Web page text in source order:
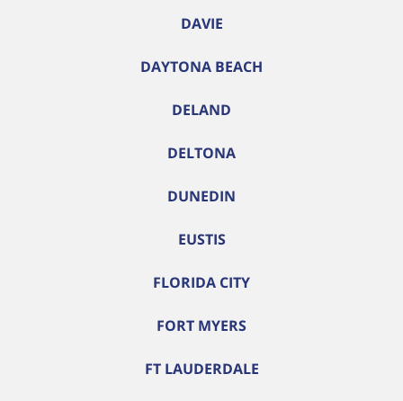
DAVIE
DAYTONA BEACH
DELAND
DELTONA
DUNEDIN
EUSTIS
FLORIDA CITY
FORT MYERS
FT LAUDERDALE